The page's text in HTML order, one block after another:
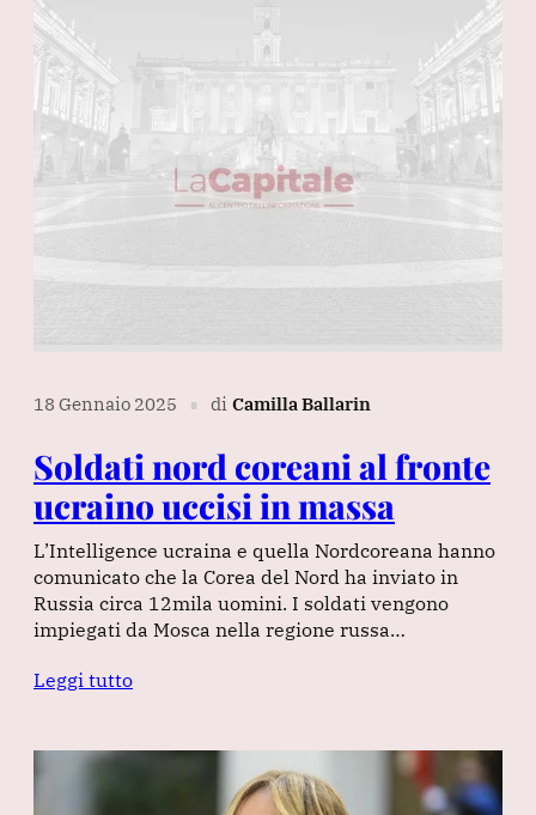
18 Gennaio 2025 ∎ di Camilla Ballarin
Soldati nord coreani al fronte
ucraino uccisi in massa
L’Intelligence ucraina e quella Nordcoreana hanno
comunicato che la Corea del Nord ha inviato in
Russia circa 12mila uomini. I soldati vengono
impiegati da Mosca nella regione russa…
Leggi tutto